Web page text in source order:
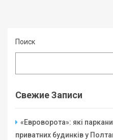
Поиск
Свежие Записи
«Евроворота»: які
приватних будинків у